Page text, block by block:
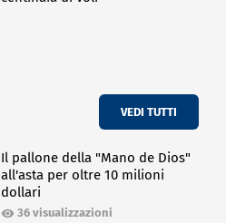
VEDI TUTTI
Il pallone della "Mano de Dios"
all'asta per oltre 10 milioni
dollari
36 visualizzazioni